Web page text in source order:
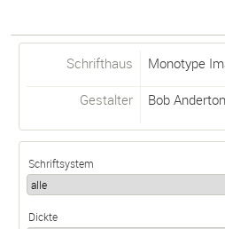
Schrifthaus Monotype
Gestalter Bob Anderton
Schriftsystem
Dickte